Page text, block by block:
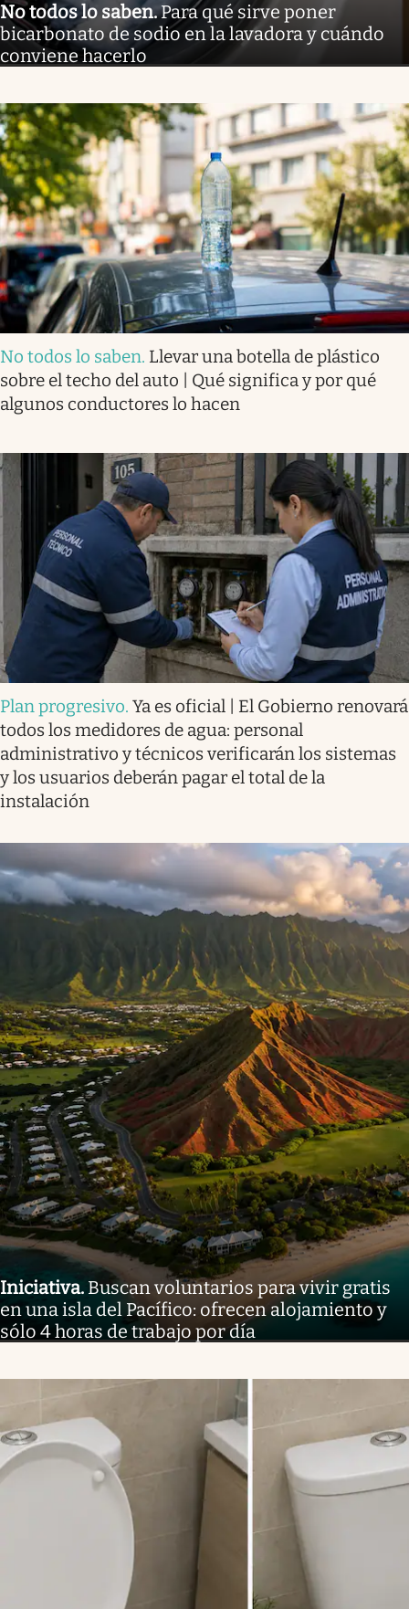
No todos lo saben.Para qué sirve poner
bicarbonato de sodio en la lavadora y cuándo
conviene hacerlo
No todos lo saben. Llevar una botella de plástico
sobre el techo del auto | Qué significa y por qué
algunos conductores lo hacen
Plan progresivo. Ya es oficial | El Gobierno renovará
todos los medidores de agua: personal
administrativo y técnicos verificarán los sistemas
y los usuarios deberán pagar el total de la
instalación
Iniciativa. Buscan voluntarios para vivir gratis
en una isla del Pacífico: ofrecen alojamiento y
sólo 4 horas de trabajo por día